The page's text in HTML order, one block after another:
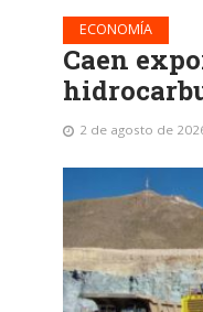
ECONOMÍA
Caen
2 de agosto de